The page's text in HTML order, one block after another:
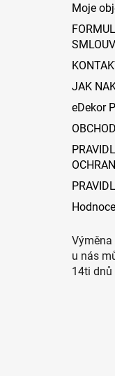
Moje
JAK
eDekor
u nás
14ti dnů